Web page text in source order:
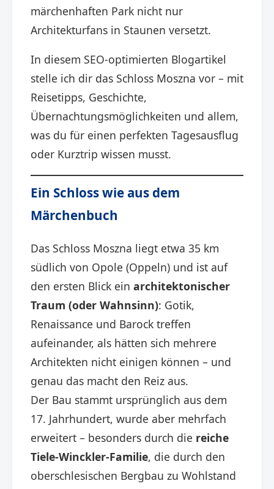
märchenhaften Park nicht nur
Architekturfans in Staunen versetzt.
In diesem SEO-optimierten Blogartikel
stelle ich dir das Schloss Moszna vor – mit
Reisetipps, Geschichte,
Übernachtungsmöglichkeiten und allem,
was du für einen perfekten Tagesausflug
oder Kurztrip wissen musst.
Ein Schloss wie aus dem
Märchenbuch
Das Schloss Moszna liegt etwa 35 km
südlich von Opole (Oppeln) und ist auf
den ersten Blick ein architektonischer
Traum (oder Wahnsinn): Gotik,
Renaissance und Barock treffen
aufeinander, als hätten sich mehrere
Architekten nicht einigen können – und
genau das macht den Reiz aus.
Der Bau stammt ursprünglich aus dem
17. Jahrhundert, wurde aber mehrfach
erweitert – besonders durch die reiche
Tiele-Winckler-Familie, die durch den
oberschlesischen Bergbau zu Wohlstand